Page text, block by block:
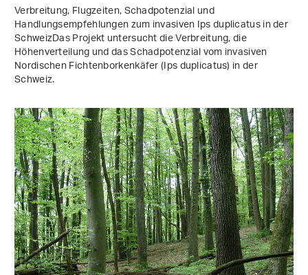
Verbreitung, Flugzeiten, Schadpotenzial und
Handlungsempfehlungen zum invasiven Ips duplicatus in der
SchweizDas Projekt untersucht die Verbreitung, die
Höhenverteilung und das Schadpotenzial vom invasiven
Nordischen Fichtenborkenkäfer (Ips duplicatus) in der
Schweiz.